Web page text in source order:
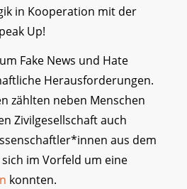
in Kooperation mit der
Up!
Fake News und Hate
Herausforderungen.
zählten neben Menschen
Zivilgesellschaft auch
aus dem
im Vorfeld um eine
konnten.